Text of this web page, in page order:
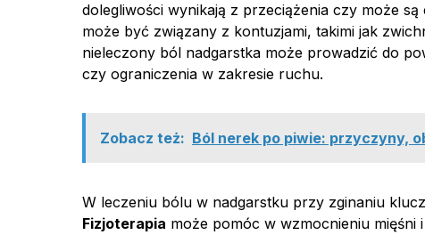
dolegliwości wynikają z przeciążenia czy może
może być związany z kontuzjami, takimi jak
nieleczony ból nadgarstka może prowadzić do
czy ograniczenia w zakresie ruchu.
Zobacz też: Ból nerek po piwie: przyczyny,
W leczeniu bólu w nadgarstku przy zginaniu
Fizjoterapia może pomóc w wzmocnieniu